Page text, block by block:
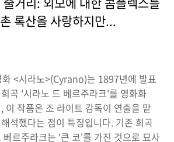
록산을 사랑하지만...
<시라노>(Cyrano)는 1897년에 발표
곡 '시라노 드 베르주라크'를 영화화
이 작품은 조 라이트 감독이 연출을 맡
석했다는 점이 특징입니다. 기존 희곡
베르주라크는 '큰 코'를 가진 것으로 묘사